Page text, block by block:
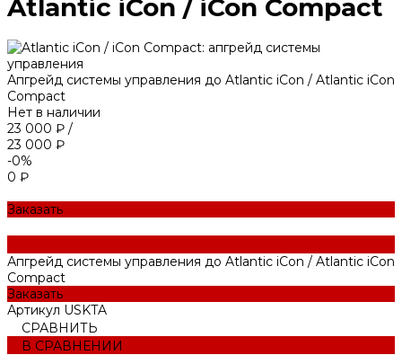
Atlantic iCon / iCon Compact
Апгрейд системы управления до Atlantic iCon / Atlantic iCon
Compact
Нет в наличии
23 000 ₽ /
23 000 ₽
-0%
0 ₽
Заказать
Апгрейд системы управления до Atlantic iCon / Atlantic iCon
Compact
Заказать
Артикул USKTA
СРАВНИТЬ
В СРАВНЕНИИ